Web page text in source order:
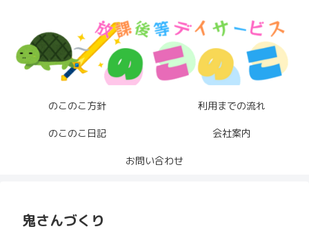
のこのこ方針 利用までの流れ
のこのこ日記 会社案内
お問い合わせ
鬼さんづくり